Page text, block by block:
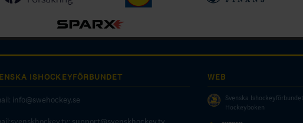
ISHOCKEYFÖRBUNDET
info@swehockey.se
WEB
Svenska Ishockeyförbundet
Hockeyboken